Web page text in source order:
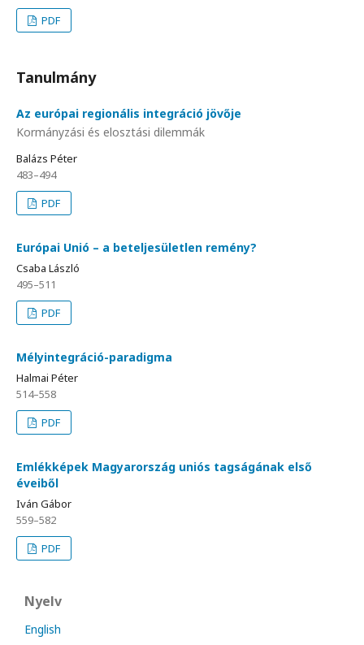
PDF
Tanulmány
Az európai regionális integráció jövője
Kormányzási és elosztási dilemmák
Balázs Péter
483–494
PDF
Európai Unió – a beteljesületlen remény?
Csaba László
495–511
PDF
Mélyintegráció-paradigma
Halmai Péter
514–558
PDF
Emlékképek Magyarország uniós tagságának első
éveiből
Iván Gábor
559–582
PDF
Nyelv
English